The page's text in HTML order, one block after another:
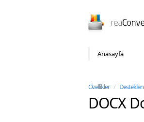
Anasayfa
Özellikler /
DOCX